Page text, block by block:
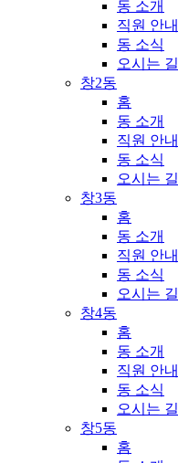
동 소개
직원 안내
동 소식
오시는 길
창2동
홈
동 소개
직원 안내
동 소식
오시는 길
창3동
홈
동 소개
직원 안내
동 소식
오시는 길
창4동
홈
동 소개
직원 안내
동 소식
오시는 길
창5동
홈